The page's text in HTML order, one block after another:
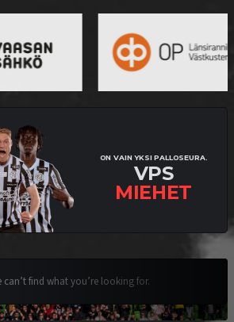
ON VAIN YKSI PALLOSEURA.
VPS
MIEHET
can’t find what you’re looking for.